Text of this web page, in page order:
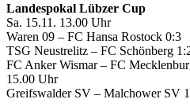
Landespokal Lübzer Cup
Sa. 15.11. 13.00 Uhr
Waren 09 – FC Hansa Rostock 0:3
TSG Neustrelitz – FC Schönberg
FC Anker Wismar – FC
15.00 Uhr
Greifswalder SV – Malchower SV